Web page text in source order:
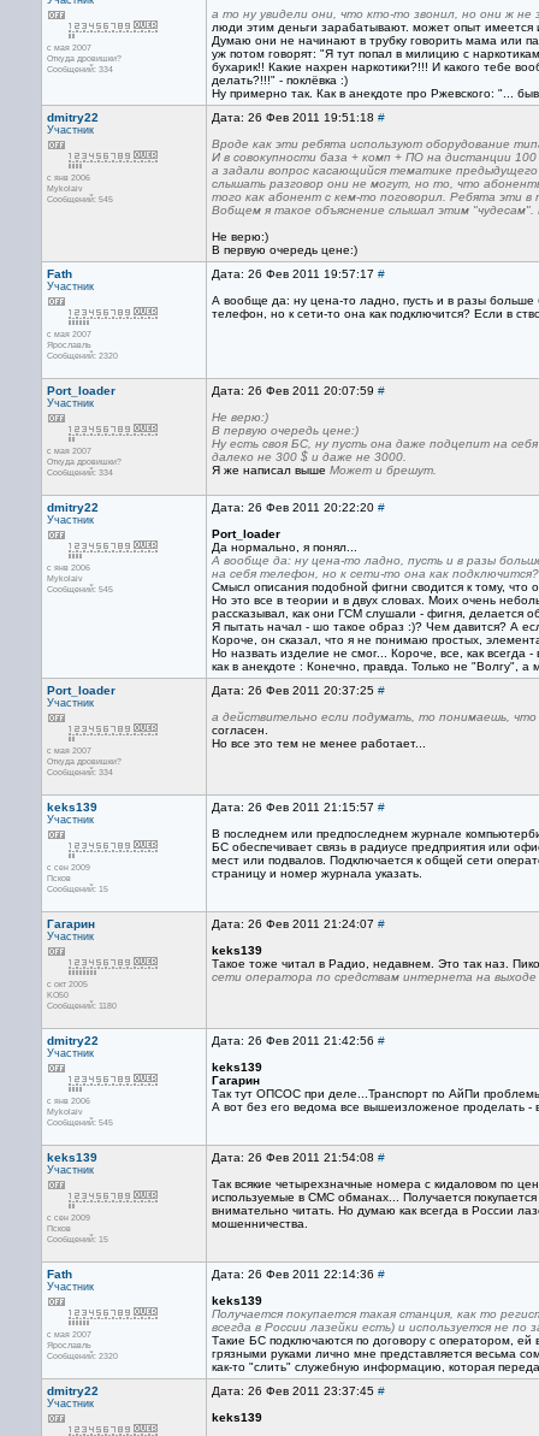
с мая 2007
Откуда дровишки?
Сообщений: 334
а то ну увидели они, что кто-то звонил, но они ж
люди этим деньги зарабатывают. может опыт имеется
Думаю они не начинают в трубку говорить мама или
уж потом говорят: "Я тут попал в милицию с
бухарик!! Какие нахрен наркотики?!!! И какого тебе
делать?!!!" - поклёвка :)
Ну примерно так. Как в анекдоте про Ржевского: "...
dmitry22
Участник
с янв 2006
Mykolaiv
Сообщений: 545
Дата: 26 Фев 2011 19:51:18 #
Вроде как эти ребята используют оборудование
И в совокупности база + комп + ПО на дистанции
а задали вопрос касающийся тематике предыдущего
слышать разговор они не могут, но то, что
того как абонент с кем-то поговорил. Ребята эти
Вобщем я такое объяснение слышал этим
Не верю:)
В первую очередь цене:)
Fath
Участник
с мая 2007
Ярославль
Сообщений: 2320
Дата: 26 Фев 2011 19:57:17 #
А вообще да: ну цена-то ладно, пусть и в разы больше
телефон, но к сети-то она как подключится? Если в
Port_loader
Участник
с мая 2007
Откуда дровишки?
Сообщений: 334
Дата: 26 Фев 2011 20:07:59 #
Не верю:)
В первую очередь цене:)
Ну есть своя БС, ну пусть она даже подцепит на
далеко не 300 $ и даже не 3000.
Я же написал выше Может и брешут.
dmitry22
Участник
с янв 2006
Mykolaiv
Сообщений: 545
Дата: 26 Фев 2011 20:22:20 #
Port_loader
Да нормально, я понял...
А вообще да: ну цена-то ладно, пусть и в разы
на себя телефон, но к сети-то она как
Смысл описания подобной фигни сводится к тому,
Но это все в теории и в двух словах. Моих очень
рассказывал, как они ГСМ слушали - фигня, делается
Я пытать начал - шо такое образ :)? Чем давится? А
Короче, он сказал, что я не понимаю простых,
Но назвать изделие не смог... Короче, все, как всегда
как в анекдоте : Конечно, правда. Только не "Волгу",
Port_loader
Участник
с мая 2007
Откуда дровишки?
Сообщений: 334
Дата: 26 Фев 2011 20:37:25 #
а действительно если подумать, то понимаешь,
согласен.
Но все это тем не менее работает...
keks139
Участник
с сен 2009
Псков
Сообщений: 15
Дата: 26 Фев 2011 21:15:57 #
В последнем или предпоследнем журнале
БС обеспечивает связь в радиусе предприятия или
мест или подвалов. Подключается к общей сети
страницу и номер журнала указать.
Гагарин
Участник
с окт 2005
KO50
Сообщений: 1180
Дата: 26 Фев 2011 21:24:07 #
keks139
Такое тоже читал в Радио, недавнем. Это так наз.
сети оператора по средствам интернета на выходе
dmitry22
Участник
с янв 2006
Mykolaiv
Сообщений: 545
Дата: 26 Фев 2011 21:42:56 #
keks139
Гагарин
Так тут ОПСОС при деле...Транспорт по АйПи
А вот без его ведома все вышеизложеное проделать -
keks139
Участник
с сен 2009
Псков
Сообщений: 15
Дата: 26 Фев 2011 21:54:08 #
Так всякие четырехзначные номера с кидаловом по
используемые в СМС обманах... Получается
внимательно читать. Но думаю как всегда в России
мошенничества.
Fath
Участник
с мая 2007
Ярославль
Сообщений: 2320
Дата: 26 Фев 2011 22:14:36 #
keks139
Получается покупается такая станция, как то
всегда в России лазейки есть) и используется не
Такие БС подключаются по договору с оператором,
грязными руками лично мне представляется весьма
как-то "слить" служебную информацию, которая
dmitry22
Участник
Дата: 26 Фев 2011 23:37:45 #
keks139